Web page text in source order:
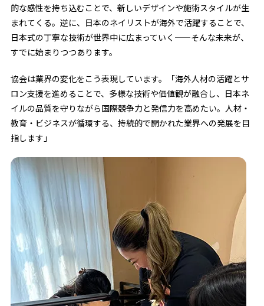
的な感性を持ち込むことで、新しいデザインや施術スタイルが生
まれてくる。逆に、日本のネイリストが海外で活躍することで、
日本式の丁寧な技術が世界中に広まっていく——そんな未来が、
すでに始まりつつあります。
協会は業界の変化をこう表現しています。「海外人材の活躍とサ
ロン支援を進めることで、多様な技術や価値観が融合し、日本ネ
イルの品質を守りながら国際競争力と発信力を高めたい。人材・
教育・ビジネスが循環する、持続的で開かれた業界への発展を目
指します」